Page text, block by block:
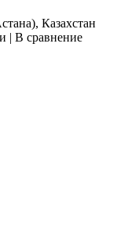
Казахстан
| В сравнение